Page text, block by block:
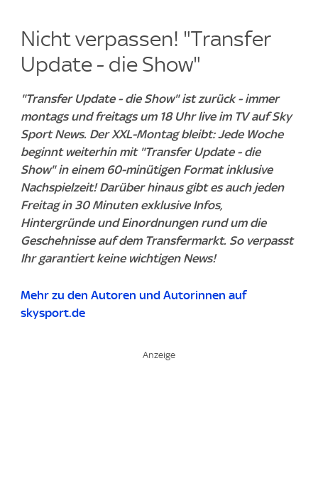
Nicht verpassen! "Transfer
Update - die Show"
"Transfer Update - die Show" ist zurück - immer
montags und freitags um 18 Uhr live im TV auf Sky
Sport News. Der XXL-Montag bleibt: Jede Woche
beginnt weiterhin mit "Transfer Update - die
Show" in einem 60-minütigen Format inklusive
Nachspielzeit! Darüber hinaus gibt es auch jeden
Freitag in 30 Minuten exklusive Infos,
Hintergründe und Einordnungen rund um die
Geschehnisse auf dem Transfermarkt. So verpasst
Ihr garantiert keine wichtigen News!
Mehr zu den Autoren und Autorinnen auf
skysport.de